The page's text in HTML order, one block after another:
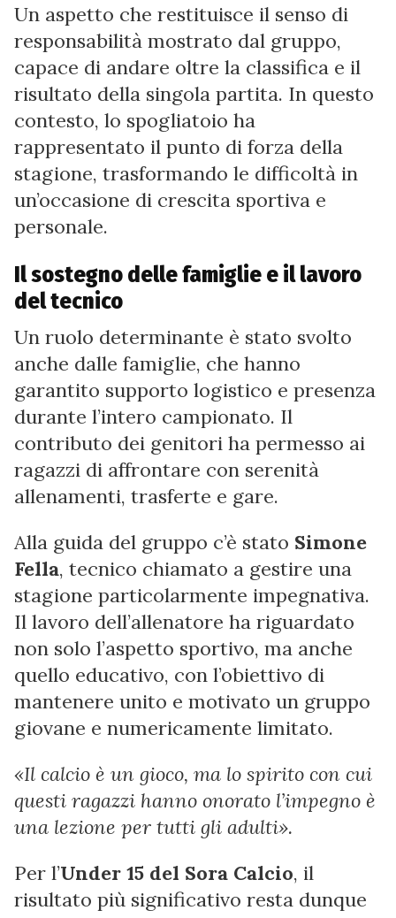
Un aspetto che restituisce il senso di
responsabilità mostrato dal gruppo,
capace di andare oltre la classifica e il
risultato della singola partita. In questo
contesto, lo spogliatoio ha
rappresentato il punto di forza della
stagione, trasformando le difficoltà in
un’occasione di crescita sportiva e
personale.
Il sostegno delle famiglie e il lavoro
del tecnico
Un ruolo determinante è stato svolto
anche dalle famiglie, che hanno
garantito supporto logistico e presenza
durante l’intero campionato. Il
contributo dei genitori ha permesso ai
ragazzi di affrontare con serenità
allenamenti, trasferte e gare.
Alla guida del gruppo c’è stato Simone
Fella, tecnico chiamato a gestire una
stagione particolarmente impegnativa.
Il lavoro dell’allenatore ha riguardato
non solo l’aspetto sportivo, ma anche
quello educativo, con l’obiettivo di
mantenere unito e motivato un gruppo
giovane e numericamente limitato.
«Il calcio è un gioco, ma lo spirito con cui
questi ragazzi hanno onorato l’impegno è
una lezione per tutti gli adulti».
Per l’Under 15 del Sora Calcio, il
risultato più significativo resta dunque